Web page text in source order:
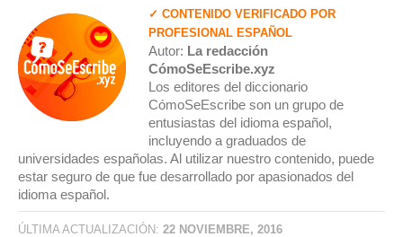
✓ CONTENIDO VERIFICADO POR
PROFESIONAL ESPAÑOL
Autor: La redacción
CómoSeEscribe.xyz
Los editores del diccionario
CómoSeEscribe son un grupo de
entusiastas del idioma español,
incluyendo a graduados de
universidades españolas. Al utilizar nuestro contenido, puede
estar seguro de que fue desarrollado por apasionados del
idioma español.
ÚLTIMA ACTUALIZACIÓN: 22 NOVIEMBRE, 2016